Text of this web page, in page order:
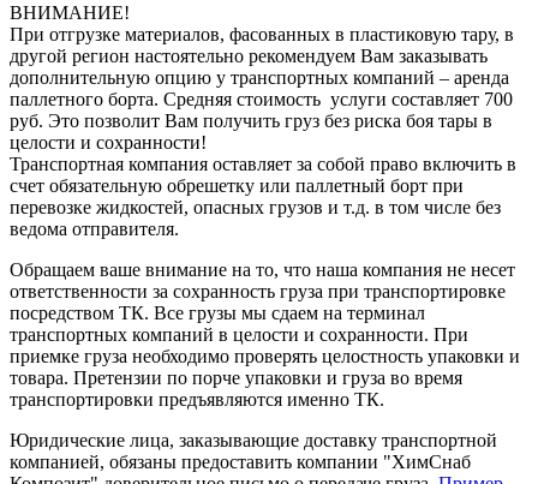
ВНИМАНИЕ!
При отгрузке материалов, фасованных в пластиковую тару, в
другой регион настоятельно рекомендуем Вам заказывать
дополнительную опцию у транспортных компаний – аренда
паллетного борта. Средняя стоимость услуги составляет 700
руб. Это позволит Вам получить груз без риска боя тары в
целости и сохранности!
Транспортная компания оставляет за собой право включить в
счет обязательную обрешетку или паллетный борт при
перевозке жидкостей, опасных грузов и т.д. в том числе без
ведома отправителя.
Обращаем ваше внимание на то, что наша компания не несет
ответственности за сохранность груза при транспортировке
посредством ТК. Все грузы мы сдаем на терминал
транспортных компаний в целости и сохранности. При
приемке груза необходимо проверять целостность упаковки и
товара. Претензии по порче упаковки и груза во время
транспортировки предъявляются именно ТК.
Юридические лица, заказывающие доставку транспортной
компанией, обязаны предоставить компании "ХимСнаб